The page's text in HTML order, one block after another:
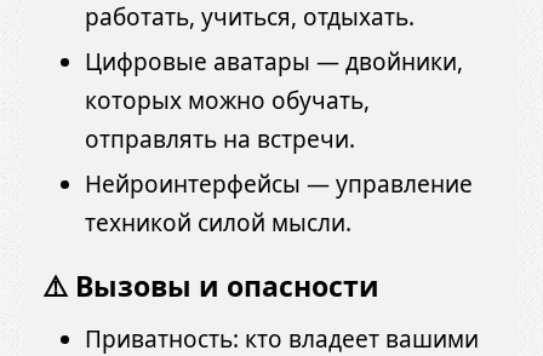
работать, учиться, отдыхать.
Цифровые аватары — двойники,
которых можно обучать,
отправлять на встречи.
Нейроинтерфейсы — управление
техникой силой мысли.
⚠️ Вызовы и опасности
Приватность: кто владеет вашими